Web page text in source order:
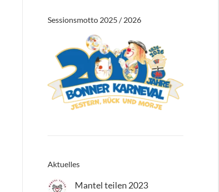
Sessionsmotto 2025 / 2026
Aktuelles
Mantel teilen 2023